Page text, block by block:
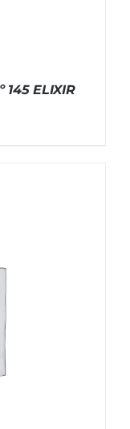
145 ELIXIR